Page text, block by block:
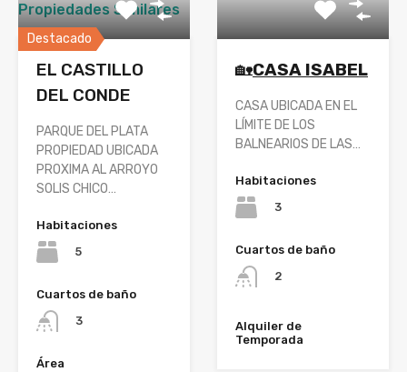
Propiedades Similares
Destacado
EL CASTILLO
DEL CONDE
PARQUE DEL PLATA
PROPIEDAD UBICADA
PROXIMA AL ARROYO
SOLIS CHICO…
Habitaciones
5
Cuartos de baño
3
Área
🏡CASA ISABEL
CASA UBICADA EN EL
LÍMITE DE LOS
BALNEARIOS DE LAS…
Habitaciones
3
Cuartos de baño
2
Alquiler de
Temporada